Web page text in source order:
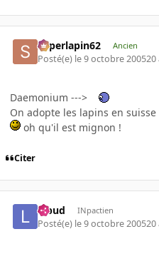
superlapin62 Ancien
Posté(e) le 9 octobre 200520
Daemonium --->
On adopte les lapins en suisse
oh qu'il est mignon !
Citer
lebud INpactien
Posté(e) le 9 octobre 200520